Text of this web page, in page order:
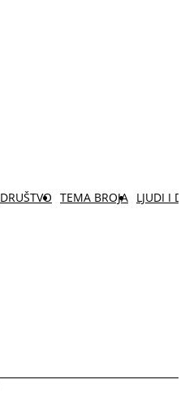
DRUŠTVO TEMA BROJA LJUDI I